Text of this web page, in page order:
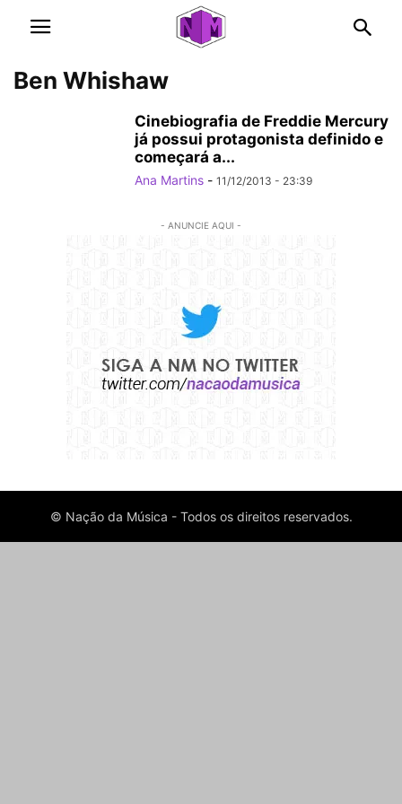
Ben Whishaw
Cinebiografia de Freddie Mercury
já possui protagonista definido e
começará a...
Ana Martins - 11/12/2013 - 23:39
- ANUNCIE AQUI -
© Nação da Música - Todos os direitos reservados.